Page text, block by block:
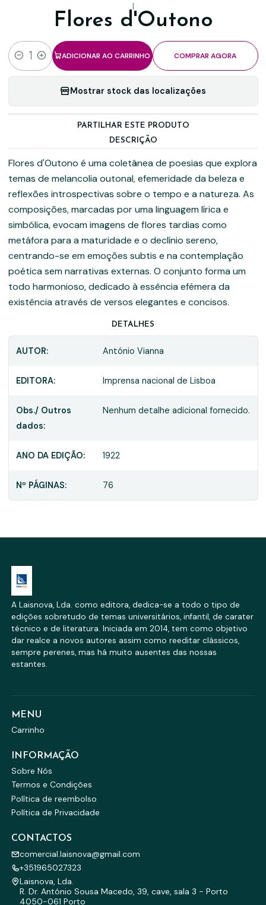
|
Flores d'Outono
Quantidade
ADICIONAR AO CARRINHO COMPRAR AGORA
Mostrar stock das localizações
PARTILHAR ESTE PRODUTO
DESCRIÇÃO
Flores d'Outono é uma coletânea de poesias que explora
temas de melancolia outonal, efemeridade da beleza e
reflexões introspectivas sobre o tempo e a natureza. As
composições, marcadas por uma linguagem lírica e
simbólica, evocam imagens de flores tardias como
metáfora para a maturidade e o declínio sereno,
centrando-se em emoções subtis e na contemplação
poética sem narrativas externas. O conjunto forma um
todo harmonioso, dedicado à essência efémera da
existência através de versos elegantes e concisos.
DETALHES
AUTOR: António Vianna
EDITORA: Imprensa nacional de Lisboa
Obs./ Outros
dados:
Nenhum detalhe adicional fornecido.
ANO DA EDIÇÃO: 1922
Nº PÁGINAS: 76
A Laisnova, Lda. como editora, dedica-se a todo o tipo de
edições sobretudo de temas universitários, infantil, de carater
técnico e de literatura. Iniciada em 2014, tem como objetivo
dar realce a novos autores assim como reeditar clássicos,
sempre perenes, mas há muito ausentes das nossas
estantes.
MENU
Carrinho
INFORMAÇÃO
Sobre Nós
Termos e Condições
Política de reembolso
Política de Privacidade
CONTACTOS
comercial.laisnova@gmail.com
+351965027323
Laisnova, Lda.
R. Dr. António Sousa Macedo, 39, cave, sala 3 - Porto
4050-061 Porto